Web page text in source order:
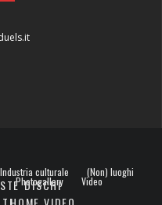
Industria culturale
DISCHI
(Non) luoghi
Photogallery Video